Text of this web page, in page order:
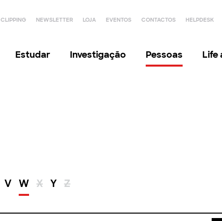
CLIPPING NEWSLETTER LOJA EVENTOS CONTACTOS HELPDESK
Estudar Investigação Pessoas Life
V W X Y Z